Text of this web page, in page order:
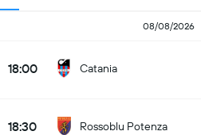
08/08/2026
18:00 Catania
18:30 Rossoblu Potenza